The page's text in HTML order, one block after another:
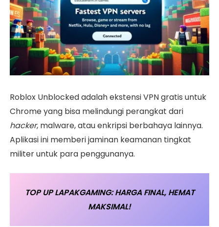
Roblox Unblocked adalah ekstensi VPN gratis untuk
Chrome yang bisa melindungi perangkat dari
hacker, malware, atau enkripsi berbahaya lainnya.
Aplikasi ini memberi jaminan keamanan tingkat
militer untuk para penggunanya.
TOP UP LAPAKGAMING: HARGA FINAL, HEMAT
MAKSIMAL!